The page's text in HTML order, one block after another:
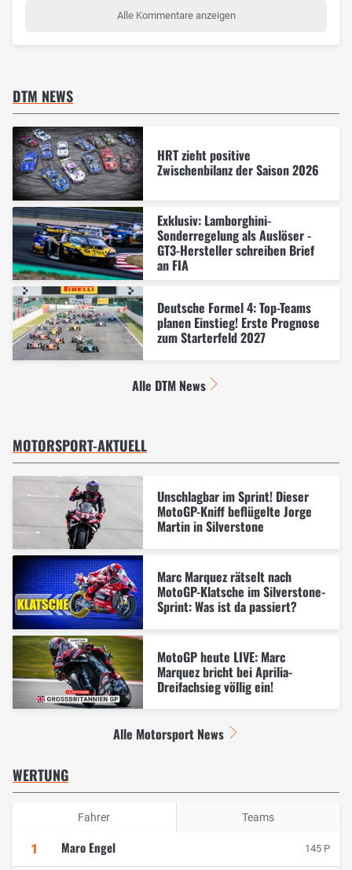
Alle Kommentare anzeigen
DTM NEWS
HRT zieht positive
Zwischenbilanz der Saison 2026
Exklusiv: Lamborghini-
Sonderregelung als Auslöser -
GT3-Hersteller schreiben Brief
an FIA
Deutsche Formel 4: Top-Teams
planen Einstieg! Erste Prognose
zum Starterfeld 2027
Alle DTM News
MOTORSPORT-AKTUELL
Unschlagbar im Sprint! Dieser
MotoGP-Kniff beflügelte Jorge
Martin in Silverstone
Marc Marquez rätselt nach
MotoGP-Klatsche im Silverstone-
Sprint: Was ist da passiert?
MotoGP heute LIVE: Marc
Marquez bricht bei Aprilia-
Dreifachsieg völlig ein!
Alle Motorsport News
WERTUNG
Fahrer Teams
1 Maro Engel 145 P